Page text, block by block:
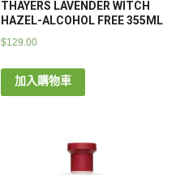
THAYERS LAVENDER WITCH
HAZEL-ALCOHOL FREE 355ML
$129.00
加入購物車